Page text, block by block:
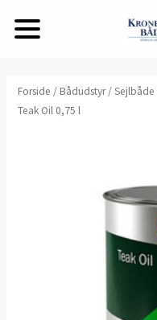
Forside / Bådudstyr/Sejlbåde
Teak Oil 0,75 l
Hempel
Teak